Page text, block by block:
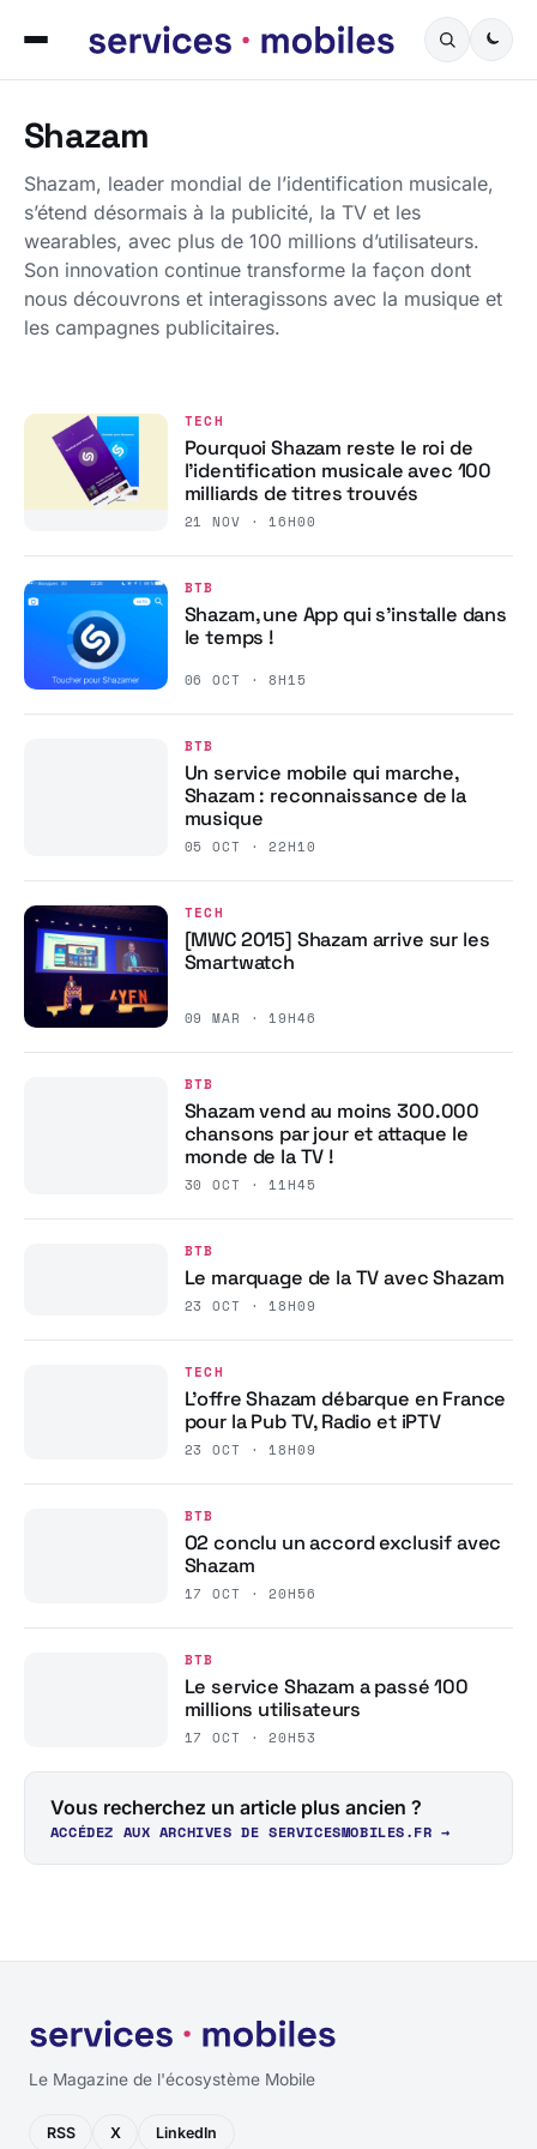
Shazam
Shazam, leader mondial de l’identification musicale,
s’étend désormais à la publicité, la TV et les
wearables, avec plus de 100 millions d’utilisateurs.
Son innovation continue transforme la façon dont
nous découvrons et interagissons avec la musique et
les campagnes publicitaires.
TECH
Pourquoi Shazam reste le roi de
l’identification musicale avec 100
milliards de titres trouvés
21 NOV · 16H00
BTB
Shazam, une App qui s’installe dans
le temps !
06 OCT · 8H15
BTB
Un service mobile qui marche,
Shazam : reconnaissance de la
musique
05 OCT · 22H10
TECH
[MWC 2015] Shazam arrive sur les
Smartwatch
09 MAR · 19H46
BTB
Shazam vend au moins 300.000
chansons par jour et attaque le
monde de la TV !
30 OCT · 11H45
BTB
Le marquage de la TV avec Shazam
23 OCT · 18H09
TECH
L’offre Shazam débarque en France
pour la Pub TV, Radio et iPTV
23 OCT · 18H09
BTB
O2 conclu un accord exclusif avec
Shazam
17 OCT · 20H56
BTB
Le service Shazam a passé 100
millions utilisateurs
17 OCT · 20H53
Vous recherchez un article plus ancien ?
ACCÉDEZ AUX ARCHIVES DE SERVICESMOBILES.FR →
Le Magazine de l'écosystème Mobile
RSS X LinkedIn